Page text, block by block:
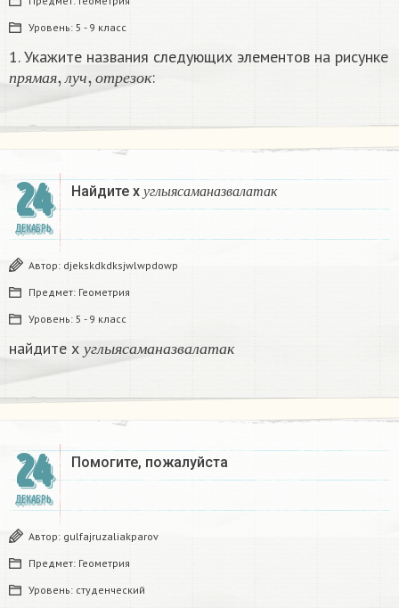
Уровень: 5 - 9 класс
1. Укажите названия следующих элементов на рисунке
п рямая л у ч отрез ок
прямая,луч,отрез ок
:
24
ДЕКАБРЬ
Найдите х у гл ыяс ама н а зв ал а т а к
углыясама н а звалатак
Автор: djekskdkdksjwlwpdowp
Предмет: Геометрия
Уровень: 5 - 9 класс
найдите х у гл ыяс ама н аз в ал а т а к
24
ДЕКАБРЬ
Помогите, пожалуйста ​
Автор: gulfajruzaliakparov
Предмет: Геометрия
Уровень: студенческий